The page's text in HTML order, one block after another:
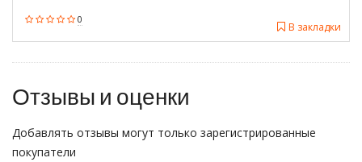
0
В закладки
Отзывы и оценки
Добавлять отзывы могут только зарегистрированные
покупатели